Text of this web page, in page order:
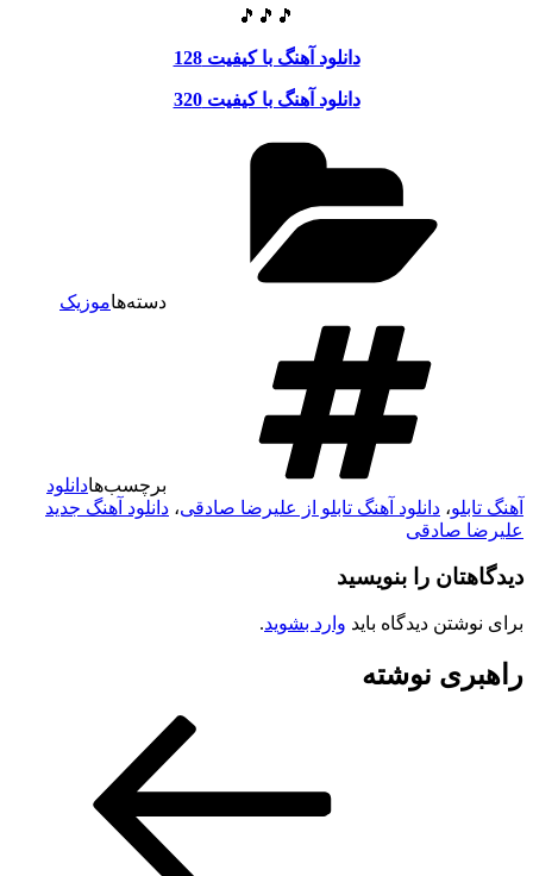
🎵🎵🎵
دانلود آهنگ با کیفیت 128
دانلود آهنگ با کیفیت 320
دسته‌هاموزیک
برچسب‌هادانلود
آهنگ تابلو، دانلود آهنگ تابلو از علیرضا صادقی، دانلود آهنگ جدید
علیرضا صادقی
دیدگاهتان را بنویسید
برای نوشتن دیدگاه باید وارد بشوید.
راهبری نوشته